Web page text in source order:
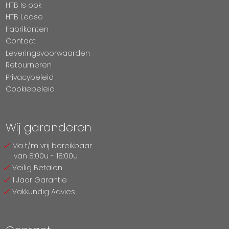
HTB Is ook
HTB Lease
Fabrikanten
Contact
Leveringsvoorwaarden
Retourneren
Privacybeleid
Cookiebeleid
Wij garanderen
Ma t/m vrij bereikbaar
van 8:00u - 18:00u
Veilig Betalen
1 Jaar Garantie
Vakkundig Advies